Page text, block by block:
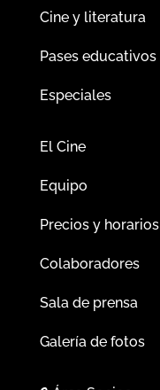
Cine y literatura
Pases educativos
Especiales
El Cine
Equipo
Precios y horarios
Colaboradores
Sala de prensa
Galería de fotos